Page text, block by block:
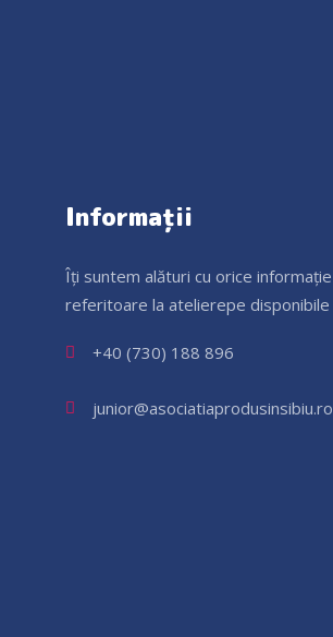
Informații
Îți suntem alături cu orice informație
referitoare la atelierepe disponibile
+40 (730) 188 896
junior@asociatiaprodusinsibiu.ro